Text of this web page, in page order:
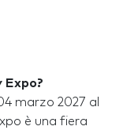
Expo?
marzo 2027 al
è una fiera